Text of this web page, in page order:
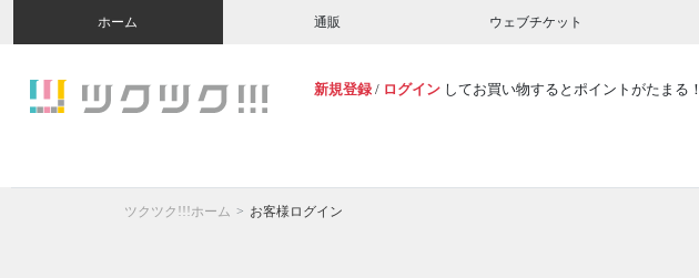
ホーム 通販 ウェブチケット
新規登録 / ログイン してお買い物するとポイントがたまる！
ツクツク!!!ホーム お客様ログイン